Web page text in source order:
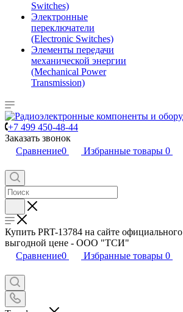
Switches)
Электронные
переключатели
(Electronic Switches)
Элементы передачи
механической энергии
(Mechanical Power
Transmission)
+7 499 450-48-44
Заказать звонок
Сравнение0 Избранные товары 0
Купить PRT-13784 на сайте
выгодной цене - ООО "ТСИ"
Сравнение0 Избранные товары 0